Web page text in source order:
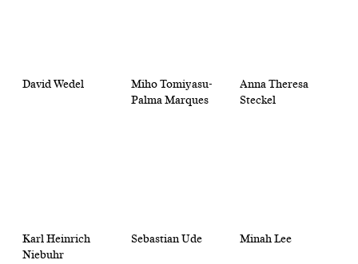
David Wedel
Miho Tomiyasu-
Palma Marques
Anna Theresa
Steckel
Karl Heinrich
Niebuhr
Sebastian Ude Minah Lee